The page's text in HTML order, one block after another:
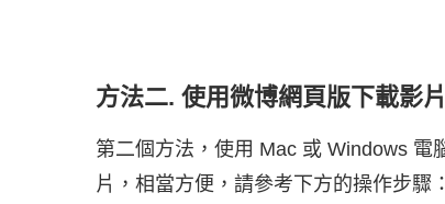
方法二. 使用微博網頁版下載影片
第二個方法，使用 Mac 或 Windows 電
片，相當方便，請參考下方的操作步驟：